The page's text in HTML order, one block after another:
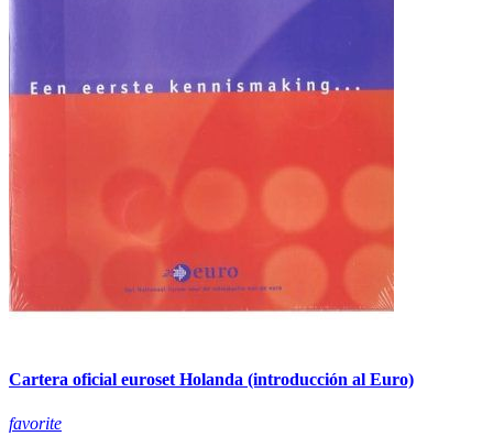
Cartera oficial euroset Holanda (introducción al Euro)
favorite